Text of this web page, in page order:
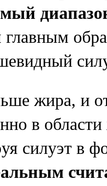
главным
жира, и
в
силуэт в